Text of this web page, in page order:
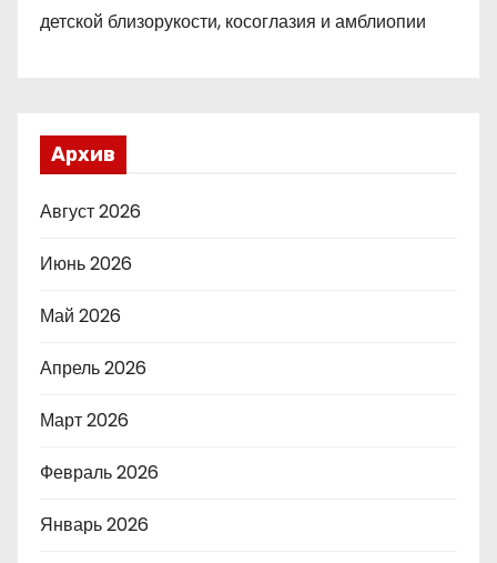
детской близорукости, косоглазия и амблиопии
Архив
Август 2026
Июнь 2026
Май 2026
Апрель 2026
Март 2026
Февраль 2026
Январь 2026